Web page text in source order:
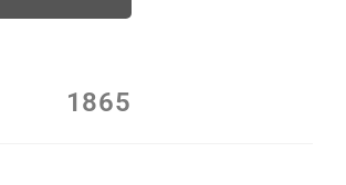
1865